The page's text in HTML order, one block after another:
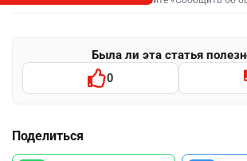
Была ли эта статья
0
Поделиться